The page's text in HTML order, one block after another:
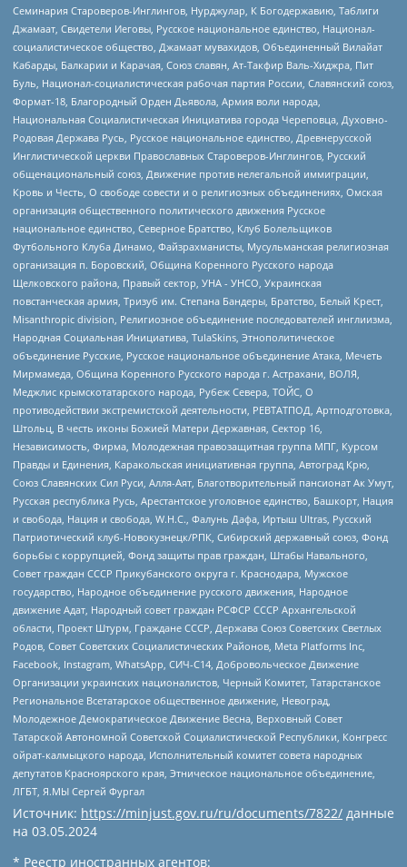
Семинария Староверов-Инглингов, Нурджулар, К Богодержавию, Таблиги
Джамаат, Свидетели Иеговы, Русское национальное единство, Национал-
социалистическое общество, Джамаат мувахидов, Объединенный Вилайат
Кабарды, Балкарии и Карачая, Союз славян, Ат-Такфир Валь-Хиджра, Пит
Буль, Национал-социалистическая рабочая партия России, Славянский союз,
Формат-18, Благородный Орден Дьявола, Армия воли народа,
Национальная Социалистическая Инициатива города Череповца, Духовно-
Родовая Держава Русь, Русское национальное единство, Древнерусской
Инглистической церкви Православных Староверов-Инглингов, Русский
общенациональный союз, Движение против нелегальной иммиграции,
Кровь и Честь, О свободе совести и о религиозных объединениях, Омская
организация общественного политического движения Русское
национальное единство, Северное Братство, Клуб Болельщиков
Футбольного Клуба Динамо, Файзрахманисты, Мусульманская религиозная
организация п. Боровский, Община Коренного Русского народа
Щелковского района, Правый сектор, УНА - УНСО, Украинская
повстанческая армия, Тризуб им. Степана Бандеры, Братство, Белый Крест,
Misanthropic division, Религиозное объединение последователей инглиизма,
Народная Социальная Инициатива, TulaSkins, Этнополитическое
объединение Русские, Русское национальное объединение Атака, Мечеть
Мирмамеда, Община Коренного Русского народа г. Астрахани, ВОЛЯ,
Меджлис крымскотатарского народа, Рубеж Севера, ТОЙС, О
противодействии экстремистской деятельности, РЕВТАТПОД, Артподготовка,
Штольц, В честь иконы Божией Матери Державная, Сектор 16,
Независимость, Фирма, Молодежная правозащитная группа МПГ, Курсом
Правды и Единения, Каракольская инициативная группа, Автоград Крю,
Союз Славянских Сил Руси, Алля-Аят, Благотворительный пансионат Ак Умут,
Русская республика Русь, Арестантское уголовное единство, Башкорт, Нация
и свобода, Нация и свобода, W.H.С., Фалунь Дафа, Иртыш Ultras, Русский
Патриотический клуб-Новокузнецк/РПК, Сибирский державный союз, Фонд
борьбы с коррупцией, Фонд защиты прав граждан, Штабы Навального,
Совет граждан СССР Прикубанского округа г. Краснодара, Мужское
государство, Народное объединение русского движения, Народное
движение Адат, Народный совет граждан РСФСР СССР Архангельской
области, Проект Штурм, Граждане СССР, Держава Союз Советских Светлых
Родов, Совет Советских Социалистических Районов, Meta Platforms Inc,
Facebook, Instagram, WhatsApp, СИЧ-С14, Добровольческое Движение
Организации украинских националистов, Черный Комитет, Татарстанское
Региональное Всетатарское общественное движение, Невоград,
Молодежное Демократическое Движение Весна, Верховный Совет
Татарской Автономной Советской Социалистической Республики, Конгресс
ойрат-калмыцкого народа, Исполнительный комитет совета народных
депутатов Красноярского края, Этническое национальное объединение,
ЛГБТ, Я.МЫ Сергей Фургал
Источник: https://minjust.gov.ru/ru/documents/7822/ данные
на 03.05.2024
* Реестр иностранных агентов: